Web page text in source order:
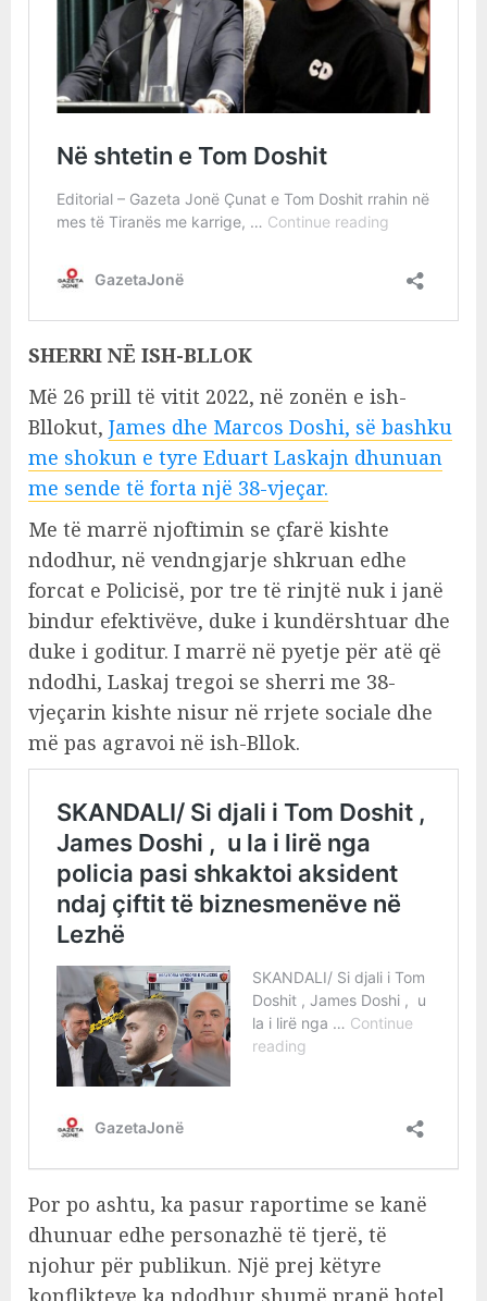
SHERRI NË ISH-BLLOK
Më 26 prill të vitit 2022, në zonën e ish-
Bllokut, James dhe Marcos Doshi, së bashku
me shokun e tyre Eduart Laskajn dhunuan
me sende të forta një 38-vjeçar.
Me të marrë njoftimin se çfarë kishte
ndodhur, në vendngjarje shkruan edhe
forcat e Policisë, por tre të rinjtë nuk i janë
bindur efektivëve, duke i kundërshtuar dhe
duke i goditur. I marrë në pyetje për atë që
ndodhi, Laskaj tregoi se sherri me 38-
vjeçarin kishte nisur në rrjete sociale dhe
më pas agravoi në ish-Bllok.
Por po ashtu, ka pasur raportime se kanë
dhunuar edhe personazhë të tjerë, të
njohur për publikun. Një prej këtyre
konflikteve ka ndodhur shumë pranë hotel